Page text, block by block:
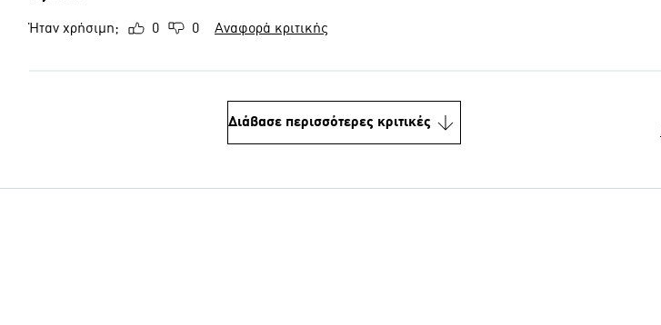
Ήταν χρήσιμη; 0 0 Αναφορά κριτικής
Διάβασε περισσότερες κριτικές